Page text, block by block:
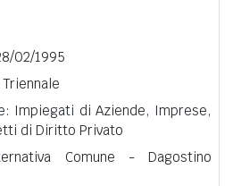
02/1995
Impiegati di Aziende, Imprese,
di Diritto Privato
Comune - Dagostino